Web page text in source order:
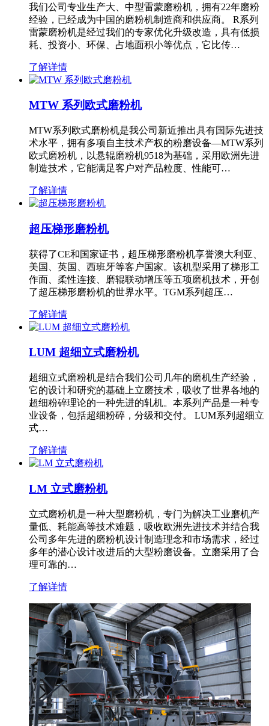
我们公司专业生产大、中型雷蒙磨粉机，拥有22年磨粉
经验，已经成为中国的磨粉机制造商和供应商。 R系列
雷蒙磨粉机是经过我们的专家优化升级改造，具有低损
耗、投资小、环保、占地面积小等优点，它比传…
了解详情
MTW 系列欧式磨粉机
MTW系列欧式磨粉机是我公司新近推出具有国际先进技
术水平，拥有多项自主技术产权的粉磨设备—MTW系列
欧式磨粉机，以悬辊磨粉机9518为基础，采用欧洲先进
制造技术，它能满足客户对产品粒度、性能可…
了解详情
超压梯形磨粉机
获得了CE和国家证书，超压梯形磨粉机享誉澳大利亚、
美国、英国、西班牙等客户国家。该机型采用了梯形工
作面、柔性连接、磨辊联动增压等五项磨机技术，开创
了超压梯形磨粉机的世界水平。TGM系列超压…
了解详情
LUM 超细立式磨粉机
超细立式磨粉机是结合我们公司几年的磨机生产经验，
它的设计和研究的基础上立磨技术，吸收了世界各地的
超细粉碎理论的一种先进的轧机。本系列产品是一种专
业设备，包括超细粉碎，分级和交付。 LUM系列超细立
式…
了解详情
LM 立式磨粉机
立式磨粉机是一种大型磨粉机，专门为解决工业磨机产
量低、耗能高等技术难题，吸收欧洲先进技术并结合我
公司多年先进的磨粉机设计制造理念和市场需求，经过
多年的潜心设计改进后的大型粉磨设备。立磨采用了合
理可靠的…
了解详情